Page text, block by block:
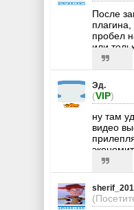
После
плагина,
пробел
или
Эд.
(VIP)
ну там
видео